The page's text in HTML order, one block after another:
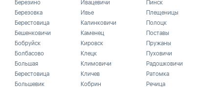
Березино
Березовка
Берестовица
Бешенковичи
Бобруйск
Болбасово
Большая
Берестовица
Большевик
Ивацевичи
Ивье
Калинковичи
Каменец
Кировск
Клецк
Климовичи
Кличев
Кобрин
Пинск
Плещеницы
Полоцк
Поставы
Пружаны
Пуховичи
Радошковичи
Ратомка
Речица